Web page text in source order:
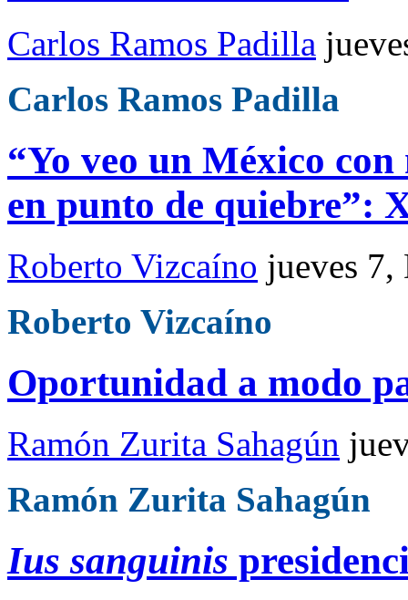
Carlos Ramos Padilla
Carlos Ramos Padilla
“Yo veo un México
en punto de quiebre”:
Roberto Vizcaíno jueves
Roberto Vizcaíno
Oportunidad a modo
Ramón Zurita Sahagún
Ramón Zurita Sahagún
Ius sanguinis